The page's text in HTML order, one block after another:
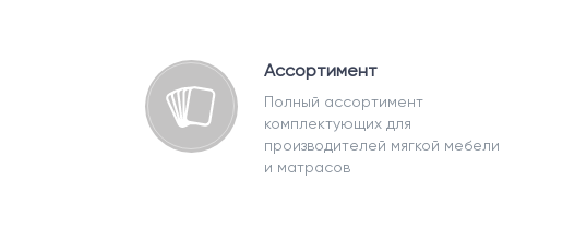
Ассортимент
Полный ассортимент
комплектующих для
производителей мягкой мебели
и матрасов